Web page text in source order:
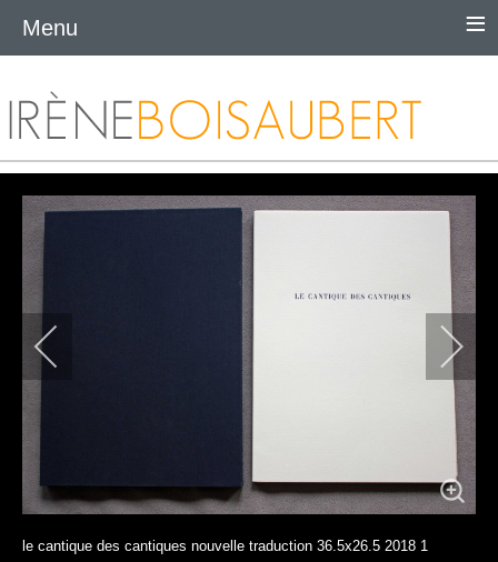
le cantique des cantiques nouvelle traduction 36.5x26.5 2018 1
Menu ≡